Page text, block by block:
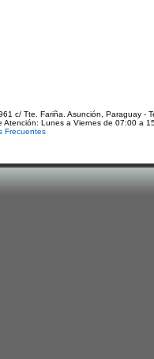
c/ Tte. Fariña. Asunción, Paraguay -
Atención: Lunes a Viernes de 07:00 a
Frecuentes